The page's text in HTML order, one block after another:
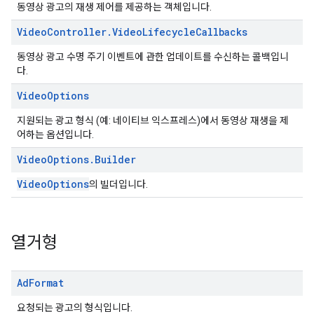
동영상 광고의 재생 제어를 제공하는 객체입니다.
VideoController.VideoLifecycleCallbacks
동영상 광고 수명 주기 이벤트에 관한 업데이트를 수신하는 콜백입니
다.
VideoOptions
지원되는 광고 형식 (예: 네이티브 익스프레스)에서 동영상 재생을 제
어하는 옵션입니다.
VideoOptions. Builder
VideoOptions의 빌더입니다.
열거형
AdFormat
요청되는 광고의 형식입니다.